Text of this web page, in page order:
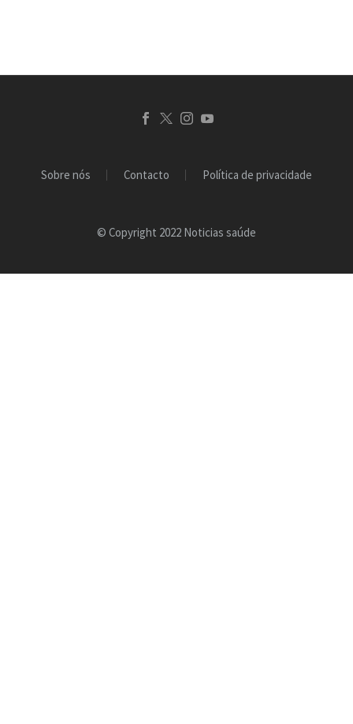
Sobre nós Contacto Política de privacidade
© Copyright 2022 Noticias saúde